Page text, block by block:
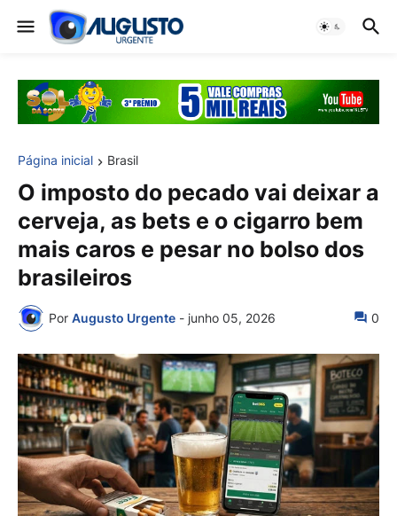
Página inicial Brasil
O imposto do pecado vai deixar a
cerveja, as bets e o cigarro bem
mais caros e pesar no bolso dos
brasileiros
Por Augusto Urgente - junho 05, 2026 0